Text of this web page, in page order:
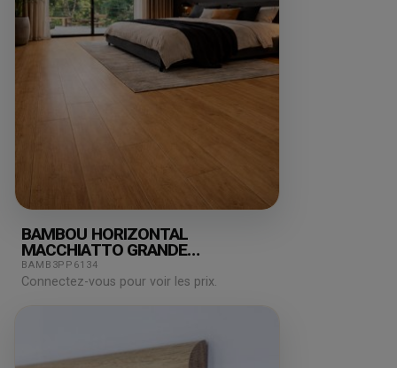
BAMBOU HORIZONTAL
MACCHIATTO GRANDE
180X15X2000MM
BAMB3PP6134
Connectez-vous pour voir les prix.